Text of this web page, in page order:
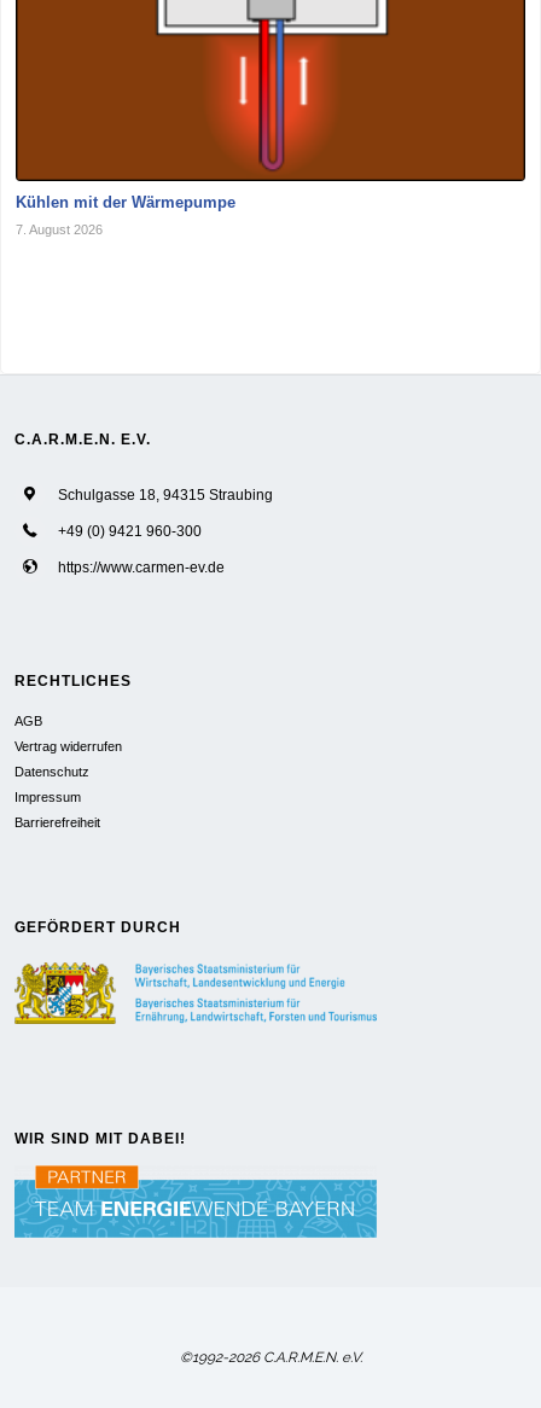
Kühlen mit der Wärmepumpe
7. August 2026
C.A.R.M.E.N. E.V.
Schulgasse 18, 94315 Straubing
+49 (0) 9421 960-300
https://www.carmen-ev.de
RECHTLICHES
AGB
Vertrag widerrufen
Datenschutz
Impressum
Barrierefreiheit
GEFÖRDERT DURCH
WIR SIND MIT DABEI!
©1992-2026 C.A.R.M.E.N. e.V.